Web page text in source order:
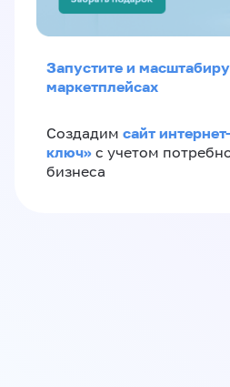
Запустите и
маркетплейсах
Создадим сайт
ключ» с учетом
бизнеса